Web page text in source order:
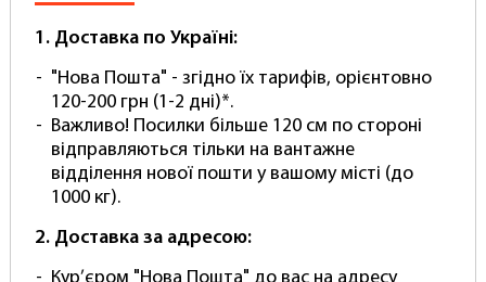
В комплекті йде Міцний тубус для
перевезення та зберігання.
губкою
Не мнеться! Безшовний! Без складок!
Комплектація:
фон вініловий
(Зверніть увагу! Кріплення та тримачі
1. Доставка по Україні:
"Нова Пошта" - згідно їх тарифів, орієнтовно
120-200 грн (1-2 дні)*.
Важливо! Посилки більше 120 см по стороні
відправляються тільки на вантажне
відділення нової пошти у вашому місті (до
1000 кг).
2. Доставка за адресою: